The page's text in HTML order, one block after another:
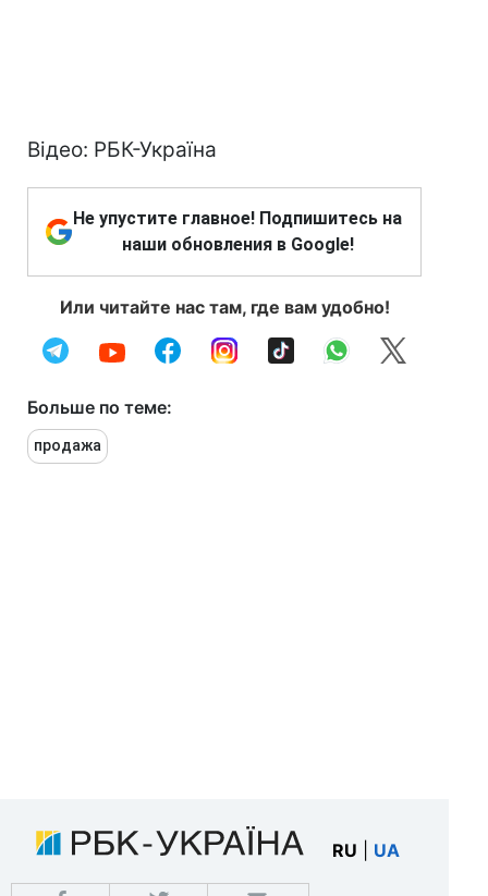
Відео: РБК-Україна
Не упустите главное! Подпишитесь на
наши обновления в Google!
Или читайте нас там, где вам удобно!
Больше по теме:
продажа
RU UA